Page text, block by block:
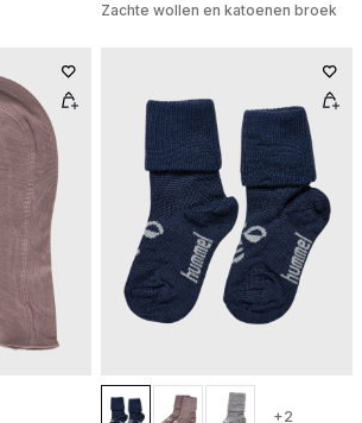
Zachte wollen en katoenen broek
+2